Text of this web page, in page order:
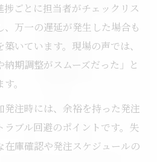
ごとに担当者がチェックリス
、万一の遅延が発生した場合も
いています。現場の声では、
納期調整がスムーズだった」と
。
発注時には、余裕を持った発注
ブル回避のポイントです。失
在庫確認や発注スケジュールの